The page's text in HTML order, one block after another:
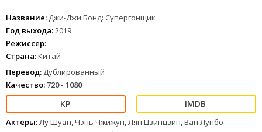
Название: Джи-Джи Бонд: Супергонщик
Год выхода:2019
Режиссер:
Страна:Китай
Перевод: Дублированный
Качество: 720 - 1080
Актеры:Лу Шуан, Чэнь Чжижун, Лян Цзинцзин, Ван Лунбо